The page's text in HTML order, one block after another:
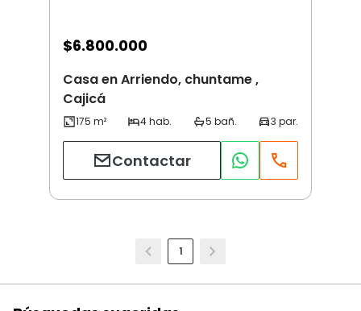
$6.800.000
Casa en Arriendo, chuntame ,
Cajicá
Contactar
1